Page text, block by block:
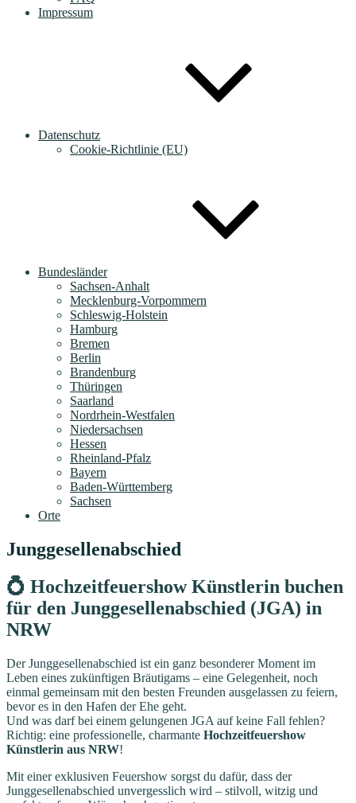
Impressum
Datenschutz
Cookie-Richtlinie (EU)
Bundesländer
Sachsen-Anhalt
Mecklenburg-Vorpommern
Schleswig-Holstein
Hamburg
Bremen
Berlin
Brandenburg
Thüringen
Saarland
Nordrhein-Westfalen
Niedersachsen
Hessen
Rheinland-Pfalz
Bayern
Baden-Württemberg
Sachsen
Orte
Junggesellenabschied
💍 Hochzeitfeuershow Künstlerin buchen
für den Junggesellenabschied (JGA) in
NRW
Der Junggesellenabschied ist ein ganz besonderer Moment im
Leben eines zukünftigen Bräutigams – eine Gelegenheit, noch
einmal gemeinsam mit den besten Freunden ausgelassen zu feiern,
bevor es in den Hafen der Ehe geht.
Und was darf bei einem gelungenen JGA auf keine Fall fehlen?
Richtig: eine professionelle, charmante Hochzeitfeuershow
Künstlerin aus NRW!
Mit einer exklusiven Feuershow sorgst du dafür, dass der
Junggesellenabschied unvergesslich wird – stilvoll, witzig und